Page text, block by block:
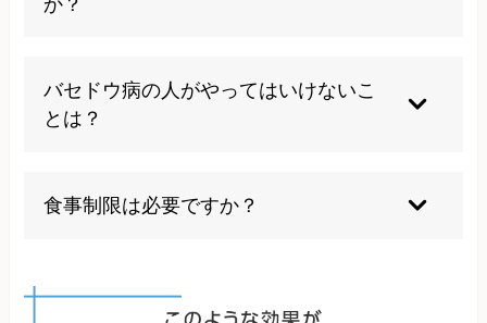
り、強く症状を感じることがあります。また、ス
を制限することがあります。当院では、姿勢の改
善と合わせて、自律神経のバランスを整える施術
を行い、ストレスによる動悸の改善を目指しま
アドバイスしています。
にストレートネックや猫背などの前傾頭位姿勢で
は、頚部が圧迫され、甲状腺の働きに影響を与え
因となります。自律神経は甲状腺の働きを調整す
る重要な役割を担っているため、その乱れが症状
調べ、適切な施術とアドバイスを行っています。
バセドウ病の人がやってはいけないこ
とは？
るべきです。また甲状腺ホルモンが高い時期の手
術や外傷は甲状腺クリーゼのリスクがあります。
食事制限は必要ですか？
含む海藻類の過剰摂取は控えめにすることが推奨
されます。当院では血液検査のデータを見ること